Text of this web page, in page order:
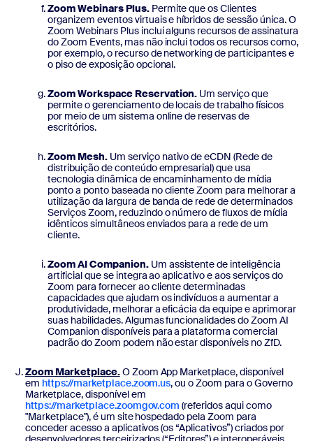
Zoom Webinars Plus.Permite que os Clientes
organizem eventos virtuais e híbridos de sessão única. O
Zoom Webinars Plus inclui alguns recursos de assinatura
do Zoom Events, mas não inclui todos os recursos como,
por exemplo, o recurso de networking de participantes e
o piso de exposição opcional.
Zoom Workspace Reservation. Um serviço que
permite o gerenciamento de locais de trabalho físicos
por meio de um sistema online de reservas de
escritórios.
Zoom Mesh.Um serviço nativo de eCDN (Rede de
distribuição de conteúdo empresarial) que usa
tecnologia dinâmica de encaminhamento de mídia
ponto a ponto baseada no cliente Zoom para melhorar a
utilização da largura de banda de rede de determinados
Serviços Zoom, reduzindo o número de fluxos de mídia
idênticos simultâneos enviados para a rede de um
cliente.
Zoom AI Companion.Um assistente de inteligência
artificial que se integra ao aplicativo e aos serviços do
Zoom para fornecer ao cliente determinadas
capacidades que ajudam os indivíduos a aumentar a
produtividade, melhorar a eficácia da equipe e aprimorar
suas habilidades. Algumas funcionalidades do Zoom AI
Companion disponíveis para a plataforma comercial
padrão do Zoom podem não estar disponíveis no ZfD.
Zoom Marketplace.O Zoom App Marketplace, disponível
em https://marketplace.zoom.us, ou o Zoom para o Governo
Marketplace, disponível em
https://marketplace.zoomgov.com (referidos aqui como
"Marketplace"), é um site hospedado pela Zoom para
conceder acesso a aplicativos (os “Aplicativos”) criados por